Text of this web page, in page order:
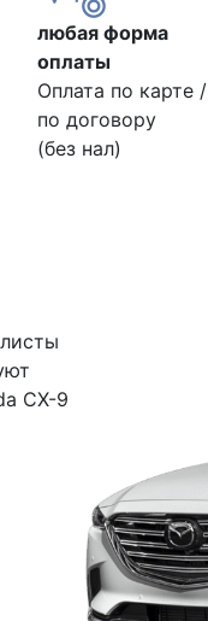
любая форма
оплаты
Оплата по карте /
по договору
(без нал)
CX-9